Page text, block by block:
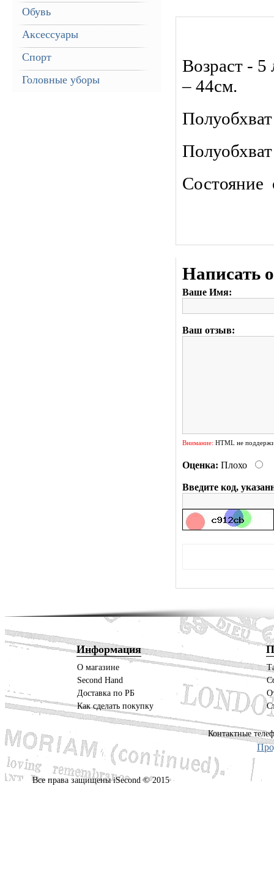
Обувь
Аксессуары
Спорт
Головные уборы
Возраст -
– 44см.
Состояние
Написать
Ваше Имя:
Ваш отзыв:
Внимание: HTML не
Оценка: Плохо
Введите код,
Информация
О магазине
Second Hand
Доставка по РБ
Как сделать покупку
Контактные
Все права защищены iSecond © 2015